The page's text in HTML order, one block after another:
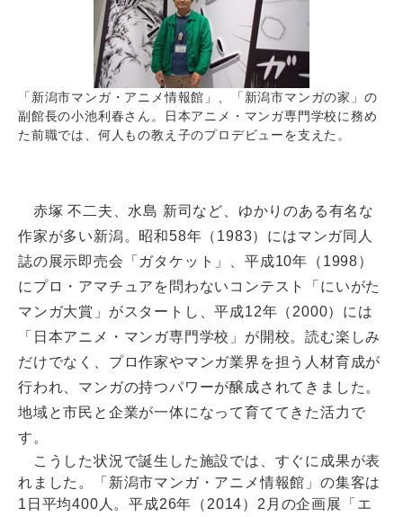
「新潟市マンガ・アニメ情報館」、「新潟市マンガの家」の
副館長の小池利春さん。日本アニメ・マンガ専門学校に務め
た前職では、何人もの教え子のプロデビューを支えた。
赤塚 不二夫、水島 新司など、ゆかりのある有名な
作家が多い新潟。昭和58年（1983）にはマンガ同人
誌の展示即売会「ガタケット」、平成10年（1998）
にプロ・アマチュアを問わないコンテスト「にいがた
マンガ大賞」がスタートし、平成12年（2000）には
「日本アニメ・マンガ専門学校」が開校。読む楽しみ
だけでなく、プロ作家やマンガ業界を担う人材育成が
行われ、マンガの持つパワーが醸成されてきました。
地域と市民と企業が一体になって育ててきた活力で
す。
こうした状況で誕生した施設では、すぐに成果が表
れました。「新潟市マンガ・アニメ情報館」の集客は
1日平均400人。平成26年（2014）2月の企画展「エ